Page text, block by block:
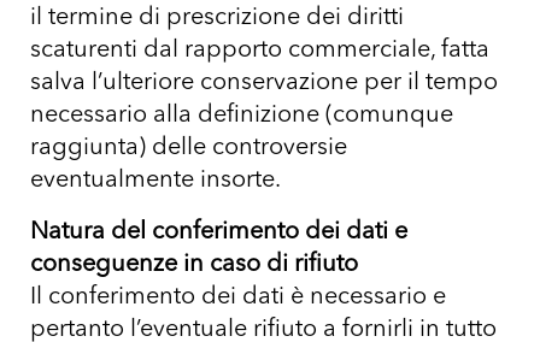
il termine di prescrizione dei diritti
scaturenti dal rapporto commerciale, fatta
salva l’ulteriore conservazione per il tempo
necessario alla definizione (comunque
raggiunta) delle controversie
eventualmente insorte.
Natura del conferimento dei dati e
conseguenze in caso di rifiuto
Il conferimento dei dati è necessario e
pertanto l’eventuale rifiuto a fornirli in tutto